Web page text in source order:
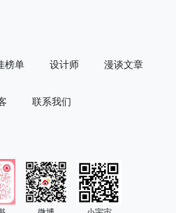
榜单 设计师 漫谈文章
联系我们